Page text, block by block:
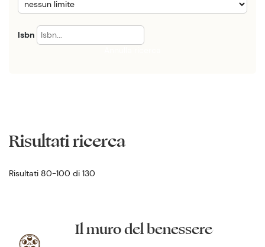
Isbn
Risultati ricerca
Risultati 80-100 di 130
Il muro del benessere